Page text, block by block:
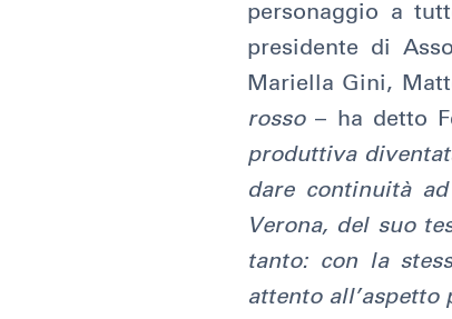
personaggio a
presidente di
Mariella Gini,
rosso– ha detto
produttiva
dare continuità
Verona, del suo
tanto: con la
attento